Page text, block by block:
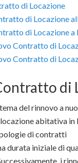
di Locazione
di Locazione
di Locazione
Contratto di
Contratto di
di
del rinnovo a
abitativa in
di contratti
durata iniziale di
i